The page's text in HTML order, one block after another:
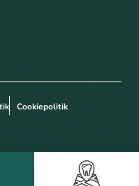
Cookiepolitik